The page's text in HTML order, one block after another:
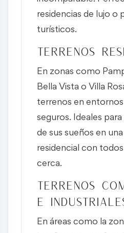
residencias de lujo o
turísticos.
Terrenos
En zonas como
Bella Vista o Villa
terrenos en
seguros. Ideales
de sus sueños en
residencial con
cerca.
Terrenos
e
En áreas como la